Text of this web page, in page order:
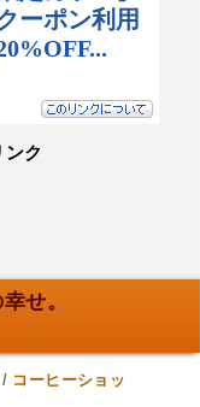
ク
せ。
/ コーヒーショッ